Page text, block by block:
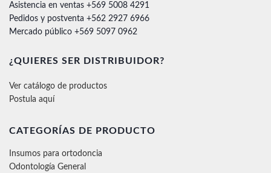
Asistencia en ventas +569 5008 4291
Pedidos y postventa +562 2927 6966
Mercado público +569 5097 0962
¿QUIERES SER DISTRIBUIDOR?
Ver catálogo de productos
Postula aquí
CATEGORÍAS DE PRODUCTO
Insumos para ortodoncia
Odontología General